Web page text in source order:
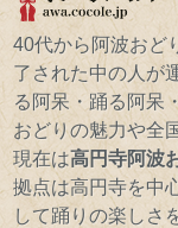
40代から阿波おど
了された中の人が
る阿呆・踊る阿呆
おどりの魅力や全
現在は高円寺阿波
拠点は高円寺を中
して踊りの楽しさ